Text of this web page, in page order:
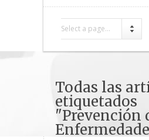
Select a page...
Todas las
etiquetados
"Prevención